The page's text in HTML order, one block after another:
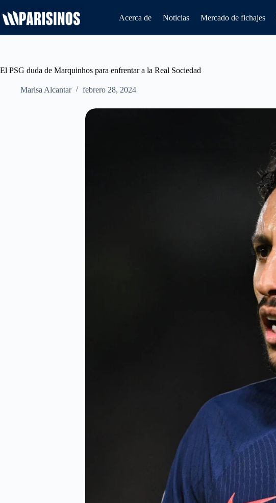
al
contenido
Acerca de Noticias Mercado de fichajes
El PSG duda de Marquinhos para enfrentar a la Real Sociedad
Marisa Alcantar febrero 28, 2024